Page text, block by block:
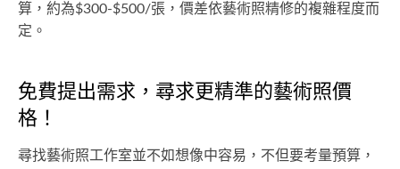
算，約為$300-$500/張，價差依藝術照精修的複雜程度而
定。
免費提出需求，尋求更精準的藝術照價
格！
尋找藝術照工作室並不如想像中容易，不但要考量預算，